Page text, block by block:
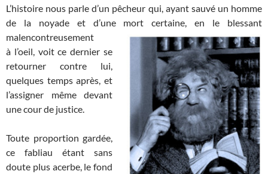
L’histoire nous parle d’un pêcheur qui, ayant sauvé un homme
de la noyade et d’une mort certaine, en le blessant
malencontreusement
à l’oeil, voit ce dernier se
retourner contre lui,
quelques temps après, et
l’assigner même devant
une cour de justice.
Toute proportion gardée,
ce fabliau étant sans
doute plus acerbe, le fond